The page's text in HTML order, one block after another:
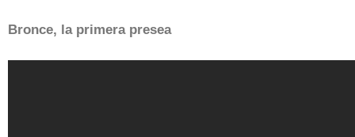
Bronce, la primera presea